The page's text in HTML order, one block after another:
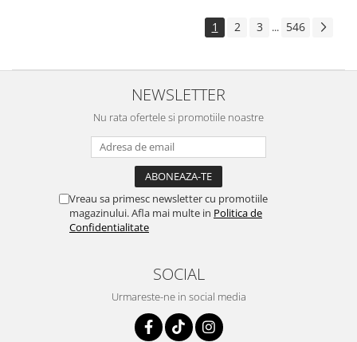
1 2 3 ... 546
NEWSLETTER
Nu rata ofertele si promotiile noastre
Vreau sa primesc newsletter cu promotiile
magazinului. Afla mai multe in Politica de
Confidentialitate
SOCIAL
Urmareste-ne in social media